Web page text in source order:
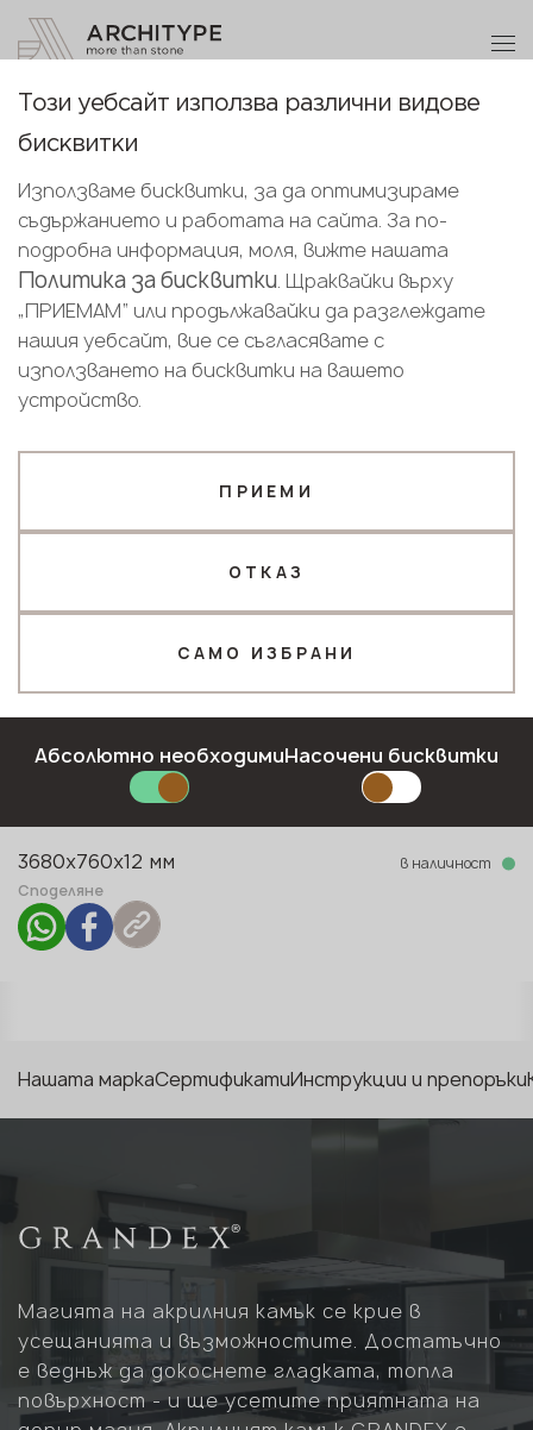
English
Bulgarian
+359 89 208 92 68
Станете партньор
C-806 Aversa
GRANDEX
Новост
Crevice (C)
Тип повърхност
3680x760x12 мм
в наличност
Споделяне
Нашата маркаСертификатиИнструкции и препоръки
Магията на акрилния камък се крие в
усещанията и възможностите. Достатъчно
е веднъж да докоснете гладката, топла
повърхност - и ще усетите приятната на
Станете
партньор
Изпратете вашите данни или ни се
обадете
+359 89 208 92 68
Вашият бизнес профил
Имейл*
Политика за поверителност
Благодарим ви!
Нашите мениджъри ще се свържат с
вас скоро
Този уебсайт използва различни видове
бисквитки
Използваме бисквитки, за да оптимизираме
съдържанието и работата на сайта. За по-
подробна информация, моля, вижте нашата
Политика за бисквитки. Щраквайки върху
„ПРИЕМАМ“ или продължавайки да разглеждате
нашия уебсайт, вие се съгласявате с
използването на бисквитки на вашето
устройство.
САМО ИЗБРАНИ
ОТКАЗ
ПРИЕМИ
Абсолютно необходимиНасочени бисквитки